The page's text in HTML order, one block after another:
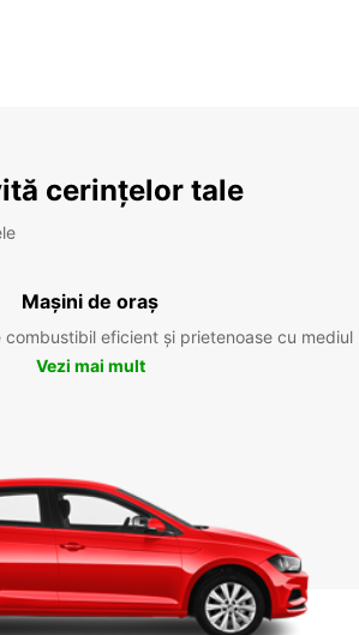
cerințelor tale
Mașini de oraș
combustibil eficient și prietenoase cu mediul
Vezi mai mult